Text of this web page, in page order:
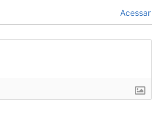
Acessar